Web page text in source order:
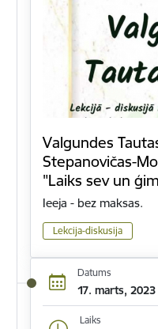
Valgundes
Stepanovičas-
"Laiks sev un
Ieeja - bez maksas.
Lekcija-diskusija
Datums
17. marts, 2023
Laiks